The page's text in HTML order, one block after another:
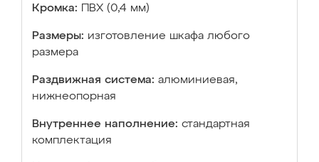
Кромка: ПВХ (0,4 мм)
Размеры: изготовление шкафа любого
размера
Раздвижная система: алюминиевая,
нижнеопорная
Внутреннее наполнение: стандартная
комплектация